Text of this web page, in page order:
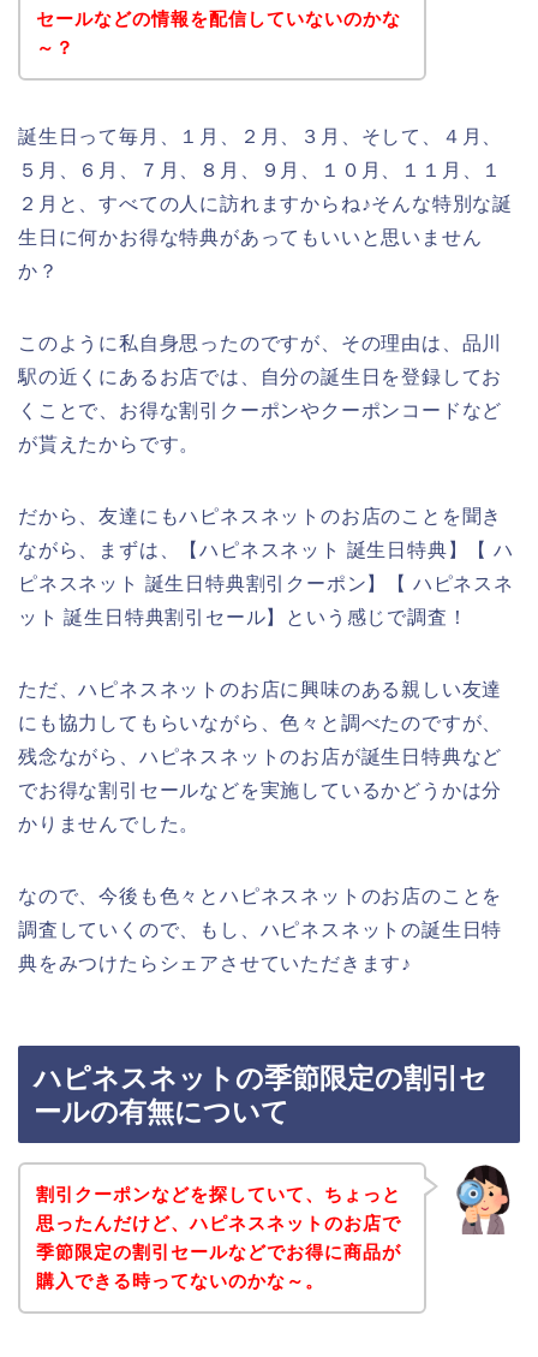
セールなどの情報を配信していないのかな
～？
誕生日って毎月、１月、２月、３月、そして、４月、
５月、６月、７月、８月、９月、１０月、１１月、１
２月と、すべての人に訪れますからね♪そんな特別な誕
生日に何かお得な特典があってもいいと思いません
か？
このように私自身思ったのですが、その理由は、品川
駅の近くにあるお店では、自分の誕生日を登録してお
くことで、お得な割引クーポンやクーポンコードなど
が貰えたからです。
だから、友達にもハピネスネットのお店のことを聞き
ながら、まずは、【ハピネスネット 誕生日特典】【 ハ
ピネスネット 誕生日特典割引クーポン】【 ハピネスネ
ット 誕生日特典割引セール】という感じで調査！
ただ、ハピネスネットのお店に興味のある親しい友達
にも協力してもらいながら、色々と調べたのですが、
残念ながら、ハピネスネットのお店が誕生日特典など
でお得な割引セールなどを実施しているかどうかは分
かりませんでした。
なので、今後も色々とハピネスネットのお店のことを
調査していくので、もし、ハピネスネットの誕生日特
典をみつけたらシェアさせていただきます♪
ハピネスネットの季節限定の割引セ
ールの有無について
割引クーポンなどを探していて、ちょっと
思ったんだけど、ハピネスネットのお店で
季節限定の割引セールなどでお得に商品が
購入できる時ってないのかな～。